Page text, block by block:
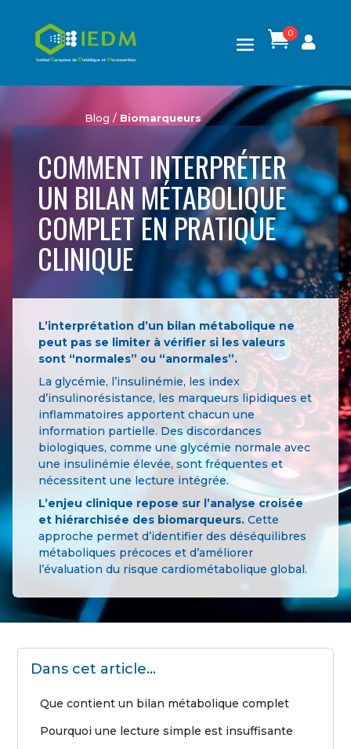
0

Blog / Biomarqueurs
COMMENT INTERPRÉTER
UN BILAN MÉTABOLIQUE
COMPLET EN PRATIQUE
CLINIQUE
L’interprétation d’un bilan métabolique ne
peut pas se limiter à vérifier si les valeurs
sont “normales” ou “anormales”.
La glycémie, l’insulinémie, les index
d’insulinorésistance, les marqueurs lipidiques et
inflammatoires apportent chacun une
information partielle. Des discordances
biologiques, comme une glycémie normale avec
une insulinémie élevée, sont fréquentes et
nécessitent une lecture intégrée.
L’enjeu clinique repose sur l’analyse croisée
et hiérarchisée des biomarqueurs. Cette
approche permet d’identifier des déséquilibres
métaboliques précoces et d’améliorer
l’évaluation du risque cardiométabolique global.
Dans cet article...
Que contient un bilan métabolique complet
Pourquoi une lecture simple est insuffisante